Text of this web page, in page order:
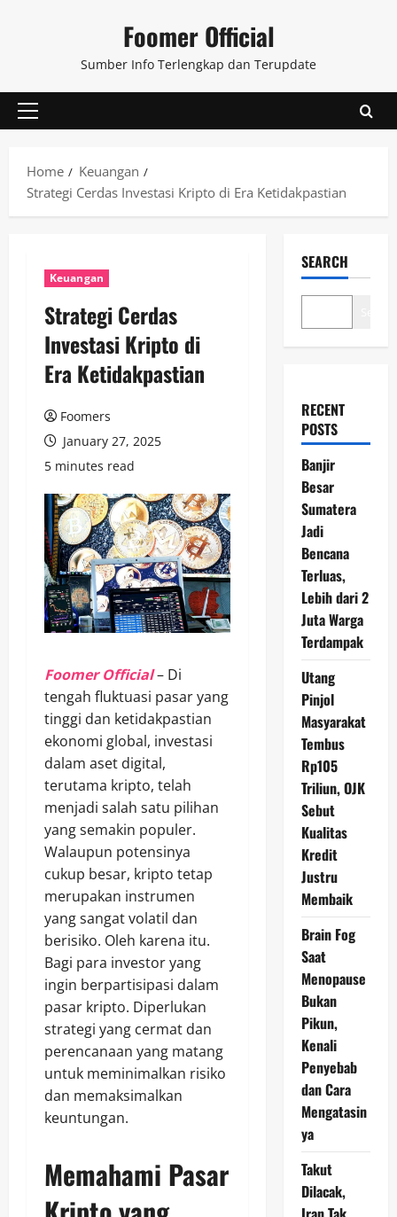
Foomer Official
Sumber Info Terlengkap dan Terupdate
Primary
Home
Keuangan
Strategi Cerdas Investasi Kripto di Era Ketidakpastian
Keuangan
Strategi Cerdas
Investasi Kripto di
Era Ketidakpastian
Foomers
January 27, 2025
5 minutes read
Foomer Official– Di
tengah fluktuasi pasar yang
tinggi dan ketidakpastian
ekonomi global, investasi
dalam aset digital,
terutama kripto, telah
menjadi salah satu pilihan
yang semakin populer.
Walaupun potensinya
cukup besar, kripto tetap
merupakan instrumen
yang sangat volatil dan
berisiko. Oleh karena itu.
Bagi para investor yang
ingin berpartisipasi dalam
pasar kripto. Diperlukan
strategi yang cermat dan
perencanaan yang matang
untuk meminimalkan risiko
dan memaksimalkan
keuntungan.
Memahami Pasar
SEARCH
RECENT
POSTS
Banjir
Besar
Sumatera
Jadi
Bencana
Terluas,
Lebih dari 2
Juta Warga
Terdampak
Utang
Pinjol
Masyarakat
Tembus
Rp105
Triliun, OJK
Sebut
Kualitas
Kredit
Justru
Membaik
Brain Fog
Saat
Menopause
Bukan
Pikun,
Kenali
Penyebab
dan Cara
Mengatasin
ya
Takut
Dilacak,